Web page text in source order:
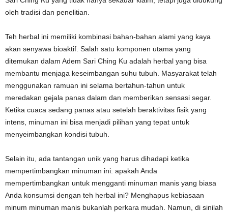
oleh tradisi dan penelitian.
Teh herbal ini memiliki kombinasi bahan-bahan alami yang kaya
akan senyawa bioaktif. Salah satu komponen utama yang
ditemukan dalam Adem Sari Ching Ku adalah herbal yang bisa
membantu menjaga keseimbangan suhu tubuh. Masyarakat telah
menggunakan ramuan ini selama bertahun-tahun untuk
meredakan gejala panas dalam dan memberikan sensasi segar.
Ketika cuaca sedang panas atau setelah beraktivitas fisik yang
intens, minuman ini bisa menjadi pilihan yang tepat untuk
menyeimbangkan kondisi tubuh.
Selain itu, ada tantangan unik yang harus dihadapi ketika
mempertimbangkan minuman ini: apakah Anda
mempertimbangkan untuk mengganti minuman manis yang biasa
Anda konsumsi dengan teh herbal ini? Menghapus kebiasaan
minum minuman manis bukanlah perkara mudah. Namun, di sinilah